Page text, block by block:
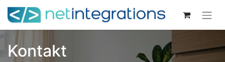
Kontakt